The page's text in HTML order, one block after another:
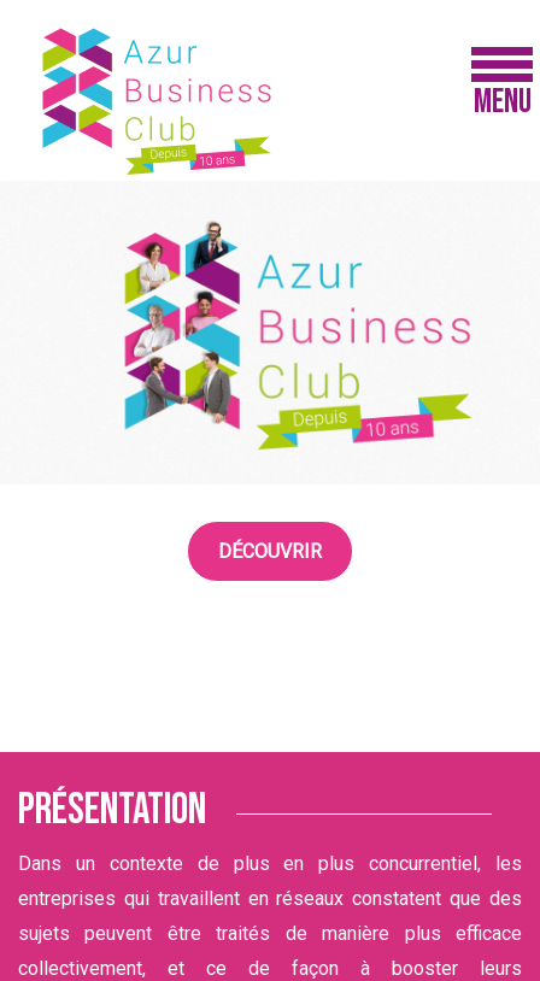
MENU
DÉCOUVRIR
Présentation
Dans un contexte de plus en plus concurrentiel, les
entreprises qui travaillent en réseaux constatent que des
sujets peuvent être traités de manière plus efficace
collectivement, et ce de façon à booster leurs